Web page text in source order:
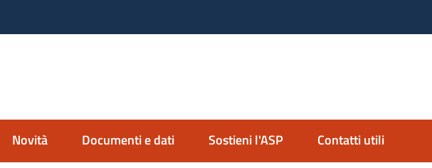
Novità Documenti e dati Sostieni l'ASP Contatti utili